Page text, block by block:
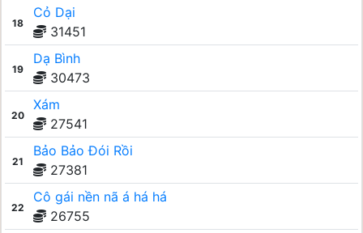
18
Cỏ Dại
31451
19
Dạ Bình
30473
20
Xám
27541
21
Bảo Bảo Đói Rồi
27381
22
Cô gái nền nã á há há
26755